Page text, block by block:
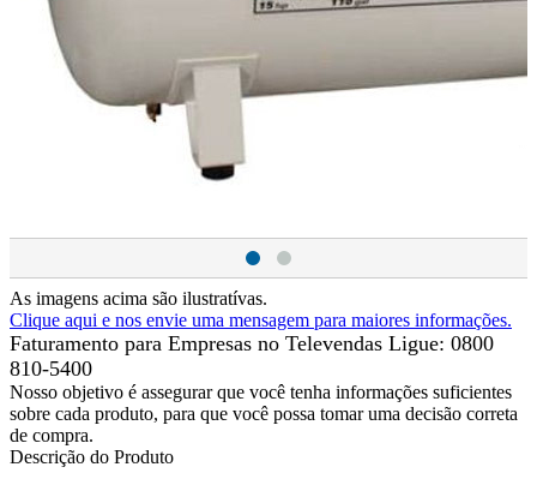
As imagens acima são ilustratívas.
Clique aqui e nos envie uma mensagem para maiores informações.
Faturamento para Empresas no Televendas Ligue: 0800
810-5400
Nosso objetivo é assegurar que você tenha informações suficientes
sobre cada produto, para que você possa tomar uma decisão correta
de compra.
Descrição do Produto